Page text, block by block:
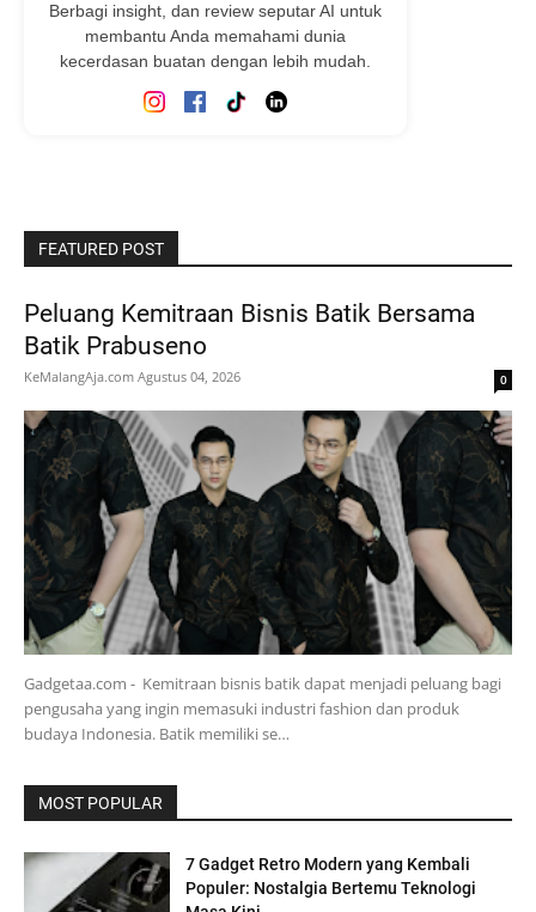
Berbagi insight, dan review seputar AI untuk
membantu Anda memahami dunia
kecerdasan buatan dengan lebih mudah.
FEATURED POST
Peluang Kemitraan Bisnis Batik Bersama
Batik Prabuseno
KeMalangAja.com Agustus 04, 2026 0
Gadgetaa.com - Kemitraan bisnis batik dapat menjadi peluang bagi
pengusaha yang ingin memasuki industri fashion dan produk
budaya Indonesia. Batik memiliki se…
MOST POPULAR
7 Gadget Retro Modern yang Kembali
Populer: Nostalgia Bertemu Teknologi